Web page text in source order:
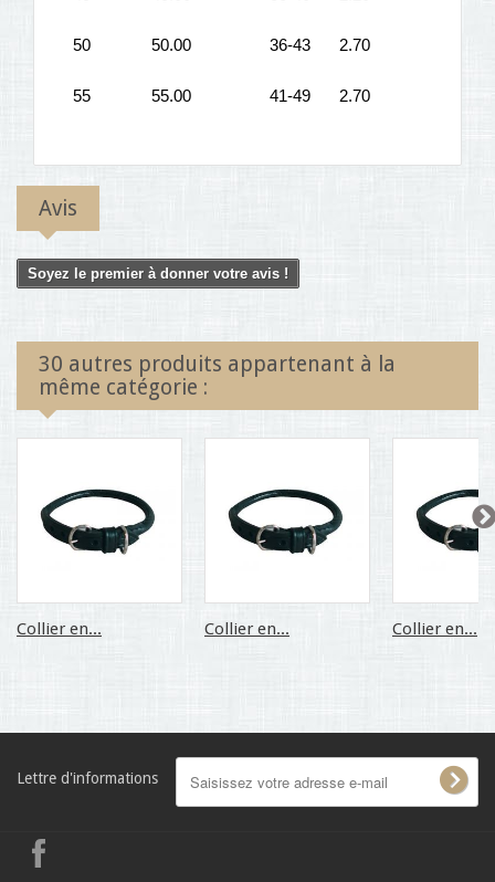
50 50.00 36-43 2.70
55 55.00 41-49 2.70
Avis
Soyez le premier à donner votre avis !
30 autres produits appartenant à la
même catégorie :
Collier en... Collier en... Collier en...
Lettre d'informations